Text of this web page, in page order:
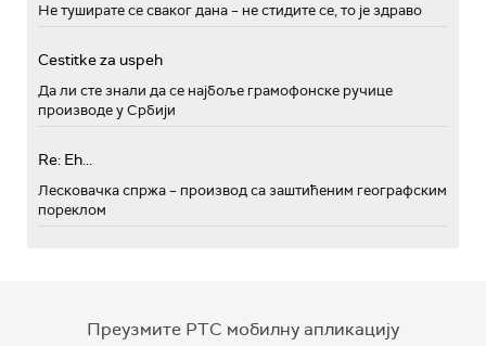
Не туширате се сваког дана – не стидите се, то је здраво
Cestitke za uspeh
Да ли сте знали да се најбоље грамофонске ручице
производе у Србији
Re: Eh...
Лесковачка спржа – производ са заштићеним географским
пореклом
Преузмите РТС мобилну апликацију